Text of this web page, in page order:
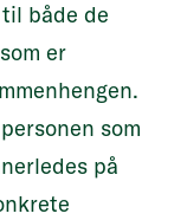
både de
er
som
på